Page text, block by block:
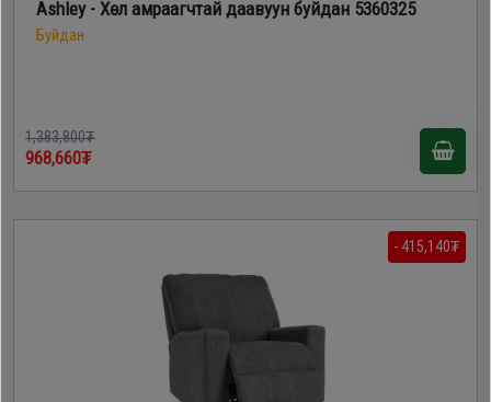
Ashley - Хөл амраагчтай даавуун буйдан 5360325
Буйдан
1,383,800₮
968,660₮
- 415,140₮